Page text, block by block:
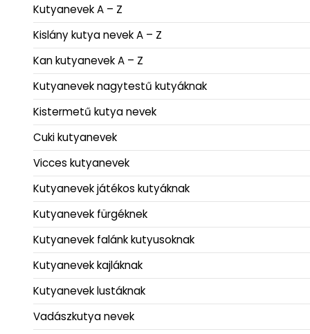
Kutyanevek A – Z
Kislány kutya nevek A – Z
Kan kutyanevek A – Z
Kutyanevek nagytestű kutyáknak
Kistermetű kutya nevek
Cuki kutyanevek
Vicces kutyanevek
Kutyanevek játékos kutyáknak
Kutyanevek fürgéknek
Kutyanevek falánk kutyusoknak
Kutyanevek kajláknak
Kutyanevek lustáknak
Vadászkutya nevek